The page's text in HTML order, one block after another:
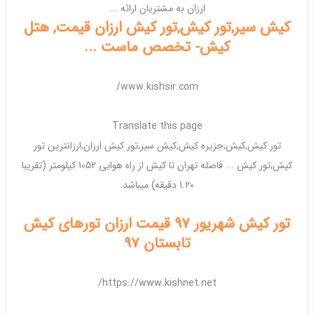
ارزان به مشتریان ارائه ...
کیش سیر,تور کیش,تور کیش ارزان قیمت, هتل
کیش- تخصص ماست ...
www.kishsir.com/
Translate this page
تور کیش,کیش,جزیرهکیش,کیش سیر,تور کیش ارزان,ارزانترینتور
کیش,تور کیش ... فاصله تهرانتاکیش
از راه هوایی 1052 کیلومتر (تقریبا
1.20 دقیقه) میباشد.
تور کیش شهریور 97 قیمت ارزان تورهای کیش
تابستان 97
https://www.kishnet.net/